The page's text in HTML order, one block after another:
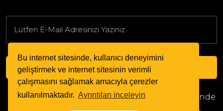
Bu internet sitesinde, kullanıcı deneyimini
geliştirmek ve internet sitesinin verimli
çalışmasını sağlamak amacıyla çerezler
kullanılmaktadır. Ayrıntıları inceleyin
GÖNDER VE KAYDOL
Copyright © 2024. Her Hakkı Saklıdır.
kopyalanması, çoğaltılması ve dağıtılması halinde